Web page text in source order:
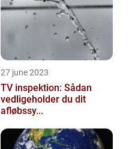
27 june 2023
TV inspektion: Sådan
vedligeholder du dit
afløbssy...